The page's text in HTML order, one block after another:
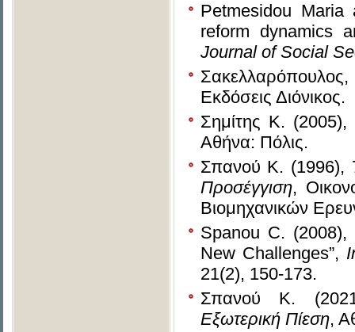
Petmesidou Maria
reform dynamics
Journal of Social
Εκδόσεις Διόνικος.
Σημίτης Κ. (2005),
Αθήνα: Πόλις.
Σπανού Κ. (1996),
Προσέγγιση,
Βιομηχανικών
Spanou C.
New Challenges”,
21(2), 150-173.
Σπανού Κ.
Εξωτερική Πίεση,